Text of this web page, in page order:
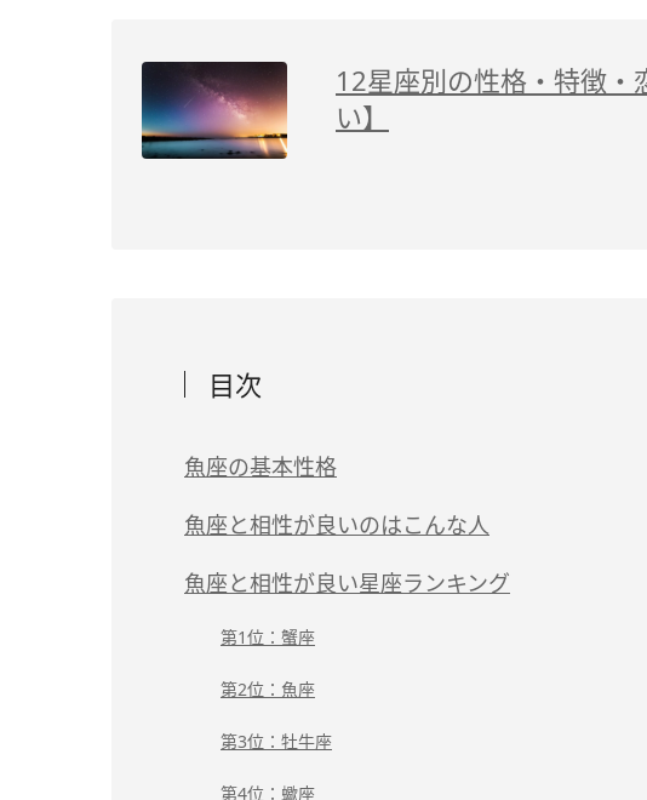
12星座別の性格・特徴・
い】
目次
魚座の基本性格
魚座と相性が良いのはこんな人
魚座と相性が良い星座ランキング
第1位：蟹座
第2位：魚座
第3位：牡牛座
第4位：蠍座